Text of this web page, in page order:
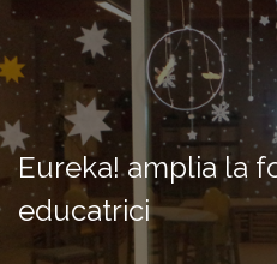
Eureka! amplia la
educatrici